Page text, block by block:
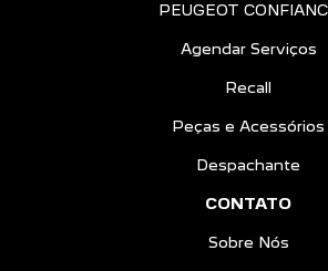
PEUGEOT
Agendar Serviços
Recall
Peças e Acessórios
Despachante
CONTATO
Sobre Nós